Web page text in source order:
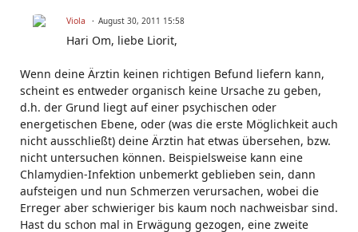
Viola August 30, 2011 15:58
Hari Om, liebe Liorit,
Wenn deine Ärztin keinen richtigen Befund liefern kann,
scheint es entweder organisch keine Ursache zu geben,
d.h. der Grund liegt auf einer psychischen oder
energetischen Ebene, oder (was die erste Möglichkeit auch
nicht ausschließt) deine Ärztin hat etwas übersehen, bzw.
nicht untersuchen können. Beispielsweise kann eine
Chlamydien-Infektion unbemerkt geblieben sein, dann
aufsteigen und nun Schmerzen verursachen, wobei die
Erreger aber schwieriger bis kaum noch nachweisbar sind.
Hast du schon mal in Erwägung gezogen, eine zweite